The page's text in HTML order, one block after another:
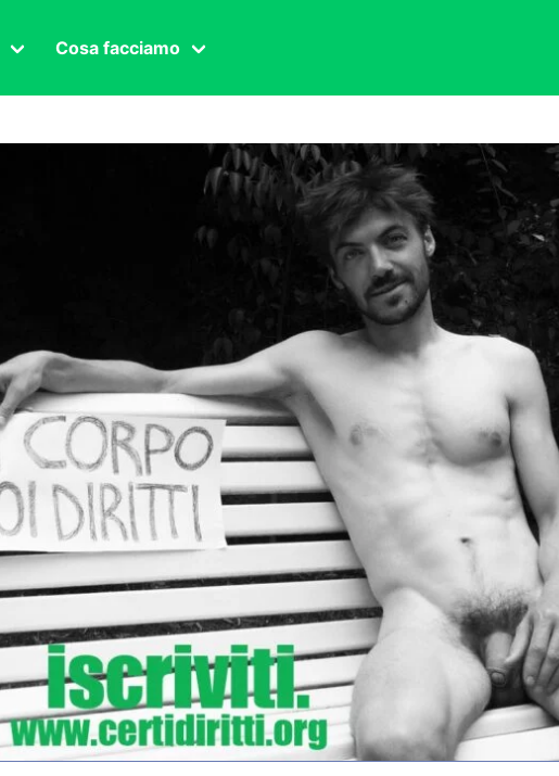
Cosa facciamo
Lavoro sessuale
Politica
Fuor di Pagina